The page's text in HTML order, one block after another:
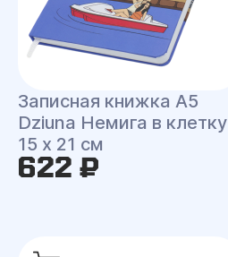
Записная книжка A5
Dziuna Немига в клетку
15 x 21 см
622 ₽